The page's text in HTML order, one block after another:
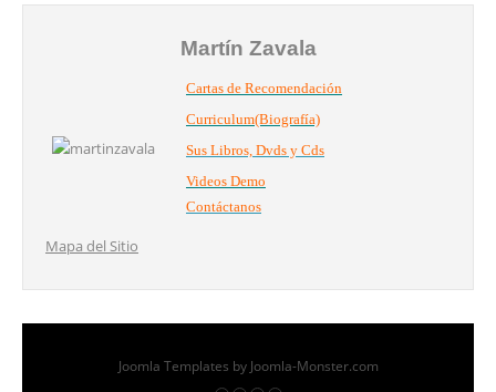
Martín Zavala
Cartas de Recomendación
Curriculum(Biografía)
Sus Libros, Dvds y Cds
Videos Demo
Contáctanos
Mapa del Sitio
Joomla Templates by Joomla-Monster.com